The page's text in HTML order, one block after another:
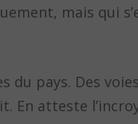
mais qui
du pays. Des
En atteste